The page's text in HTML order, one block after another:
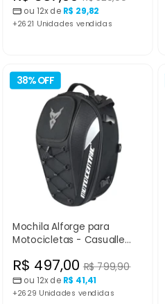
normal
promocional
ou 12x de R$ 29,82
+2621 Unidades vendidas
38% OFF
Mochila Alforge para
Motocicletas - Casualle
Preço
normal
R$ 799,90
Preço
promocional
R$ 497,00
ou 12x de R$ 41,41
+2629 Unidades vendidas